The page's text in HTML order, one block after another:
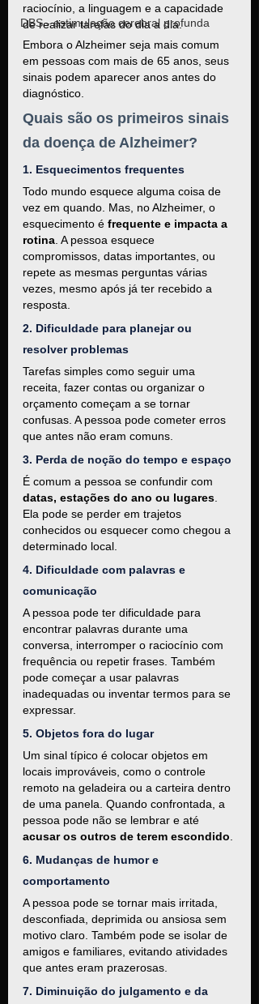
DBS - estimulação cerebral profunda
raciocínio, a linguagem e a capacidade
de realizar tarefas do dia a dia.
Embora o Alzheimer seja mais comum
em pessoas com mais de 65 anos, seus
sinais podem aparecer anos antes do
diagnóstico.
Quais são os primeiros sinais
da doença de Alzheimer?
1. Esquecimentos frequentes
Todo mundo esquece alguma coisa de
vez em quando. Mas, no Alzheimer, o
esquecimento é frequente e impacta a
rotina . A pessoa esquece
compromissos, datas importantes, ou
repete as mesmas perguntas várias
vezes, mesmo após já ter recebido a
resposta.
2. Dificuldade para planejar ou
resolver problemas
Tarefas simples como seguir uma
receita, fazer contas ou organizar o
orçamento começam a se tornar
confusas. A pessoa pode cometer erros
que antes não eram comuns.
3. Perda de noção do tempo e espaço
É comum a pessoa se confundir com
datas, estações do ano ou lugares
Ela pode se perder em trajetos
conhecidos ou esquecer como chegou a
determinado local.
4. Dificuldade com palavras e
comunicação
A pessoa pode ter dificuldade para
encontrar palavras durante uma
conversa, interromper o raciocínio com
frequência ou repetir frases. Também
pode começar a usar palavras
inadequadas ou inventar termos para se
expressar.
5. Objetos fora do lugar
Um sinal típico é colocar objetos em
locais improváveis, como o controle
remoto na geladeira ou a carteira dentro
de uma panela. Quando confrontada, a
pessoa pode não se lembrar e até
acusar os outros de terem escondido
6. Mudanças de humor e
comportamento
A pessoa pode se tornar mais irritada,
desconfiada, deprimida ou ansiosa sem
motivo claro. Também pode se isolar de
amigos e familiares, evitando atividades
que antes eram prazerosas.
7. Diminuição do julgamento e da